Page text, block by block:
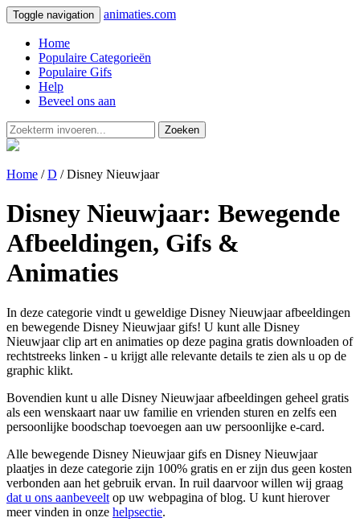
Toggle navigation animaties.com
Home
Populaire Categorieën
Populaire Gifs
Help
Beveel ons aan
Zoeken
Home /D / Disney Nieuwjaar
Disney Nieuwjaar: Bewegende
Afbeeldingen, Gifs &
Animaties
In deze categorie vindt u geweldige Disney Nieuwjaar afbeeldingen
en bewegende Disney Nieuwjaar gifs! U kunt alle Disney
Nieuwjaar clip art en animaties op deze pagina gratis downloaden of
rechtstreeks linken - u krijgt alle relevante details te zien als u op de
graphic klikt.
Bovendien kunt u alle Disney Nieuwjaar afbeeldingen geheel gratis
als een wenskaart naar uw familie en vrienden sturen en zelfs een
persoonlijke boodschap toevoegen aan uw persoonlijke e-card.
Alle bewegende Disney Nieuwjaar gifs en Disney Nieuwjaar
plaatjes in deze categorie zijn 100% gratis en er zijn dus geen kosten
verbonden aan het gebruik ervan. In ruil daarvoor willen wij graag
dat u ons aanbeveelt op uw webpagina of blog. U kunt hierover
meer vinden in onze helpsectie.